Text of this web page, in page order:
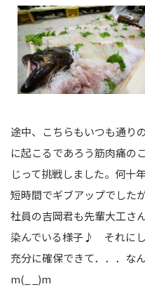
途中、こちらもいつも通り
に起こるであろう筋肉痛の
じって挑戦しました。何十
短時間でギブアップでした
社員の吉岡君も先輩大工さ
染んでいる様子♪ それにし
充分に確保できて．．．
m(_ _)m